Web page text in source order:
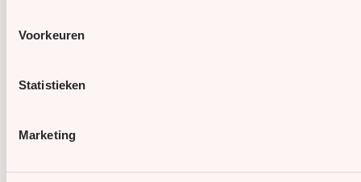
Voorkeuren
Statistieken
Marketing